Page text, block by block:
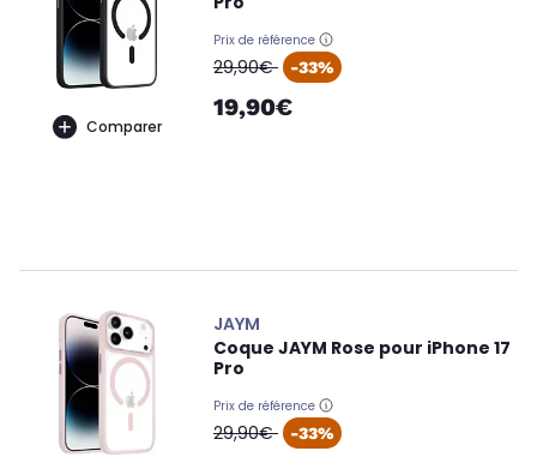
Comparer
Prix de référence
oldPrice
29,90€ -33%
19,90€
JAYM
Coque JAYM Rose pour iPhone 17
Pro
Prix de référence
oldPrice
29,90€ -33%